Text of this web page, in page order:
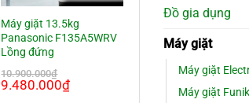
Máy giặt 13.5kg
Panasonic F135A5WRV
Lồng đứng
10.900.000₫
Giá
9.480.000₫Giá
Đồ gia dụng
Máy giặt
Máy giặt
Máy giặt